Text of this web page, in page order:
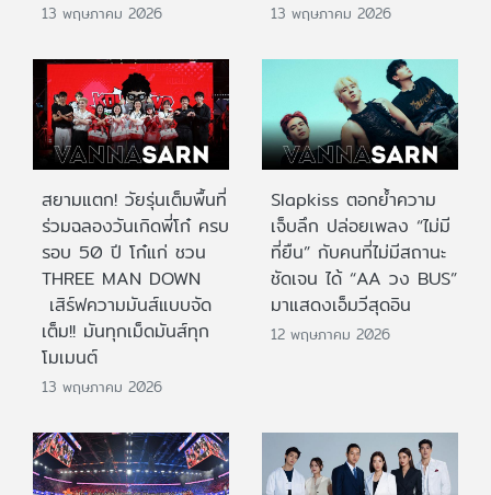
13 พฤษภาคม 2026 13 พฤษภาคม 2026
สยามแตก! วัยรุ่นเต็มพื้นที่
ร่วมฉลองวันเกิดพี่โก๋ ครบ
รอบ 50 ปี โก๋แก่ ชวน
THREE MAN DOWN
เสิร์ฟความมันส์แบบจัด
เต็ม!! มันทุกเม็ดมันส์ทุก
โมเมนต์
13 พฤษภาคม 2026
Slapkiss ตอกย้ำความ
เจ็บลึก ปล่อยเพลง “ไม่มี
ที่ยืน” กับคนที่ไม่มีสถานะ
ชัดเจน ได้ “AA วง BUS”
มาแสดงเอ็มวีสุดอิน
12 พฤษภาคม 2026